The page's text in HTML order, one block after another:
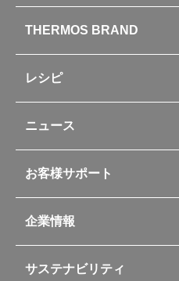
水筒
お弁当
キッチン用品
ポット・アイスペール
コーヒーメーカー
ソフトクーラー・バッグ
自転車専用ボトル
アパレル小物
THERMOS BRAND
レシピ
フライパンレシピ
シャトルシェフレシピ
スープジャーレシピ
イージースモーカーレシピ
レシピ本のご紹介
ニュース
お客様サポート
交換用部品の購入方法
部品の種類や販売状況を調べる
よくあるご質問・お問い合わせ
企業情報
企業理念
サステナビリティ